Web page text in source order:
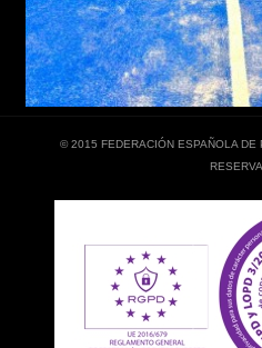
© 2015 FEDERACIÓN ESPAÑOLA DE